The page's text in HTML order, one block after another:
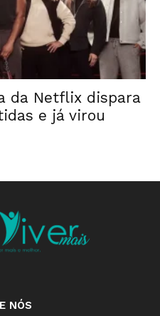
da Netflix dispara
e já virou
NÓS